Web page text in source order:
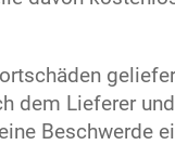
dem Lieferer
Beschwerde